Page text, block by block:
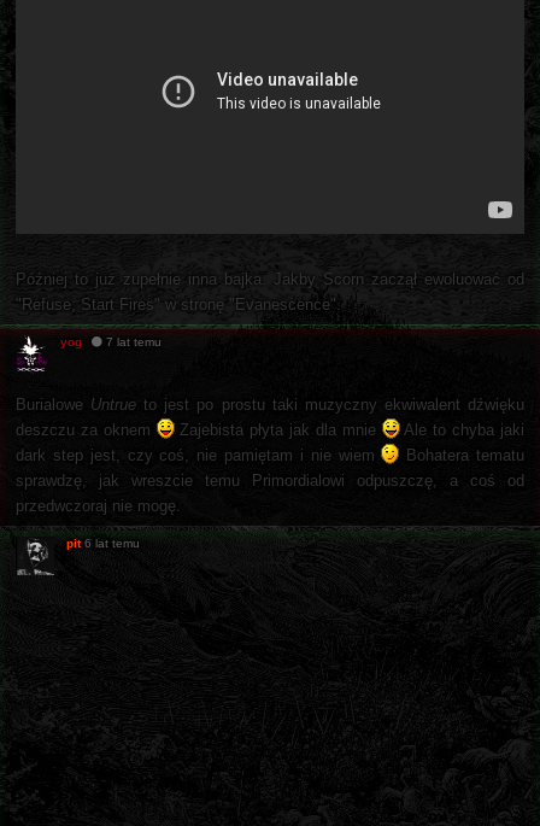
Później to już zupełnie inna bajka. Jakby Scorn zaczął ewoluować od
"Refuse; Start Fires" w stronę "Evanescence".
yog 7 lat temu
Burialowe Untrue to jest po prostu taki muzyczny ekwiwalent dźwięku
deszczu za oknem
Zajebista płyta jak dla mnie
Ale to chyba jaki
dark step jest, czy coś, nie pamiętam i nie wiem
Bohatera tematu
sprawdzę, jak wreszcie temu Primordialowi odpuszczę, a coś od
przedwczoraj nie mogę.
pit 6 lat temu